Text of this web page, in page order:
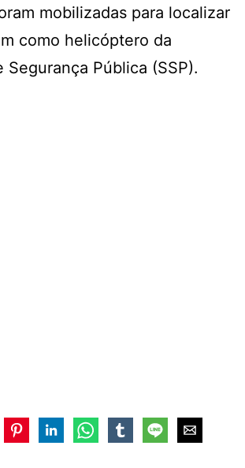
mobilizadas para localizar
como helicóptero da
Segurança Pública (SSP).